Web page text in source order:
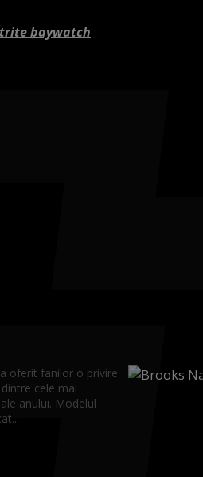
baywatch
oferit fanilor o privire
cele mai
anului. Modelul